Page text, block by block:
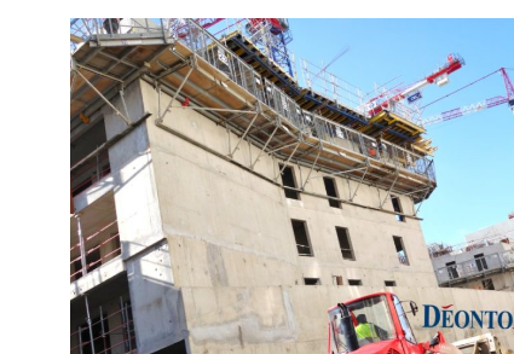
Marchés
Pratique et OST
Immobilier
Divers